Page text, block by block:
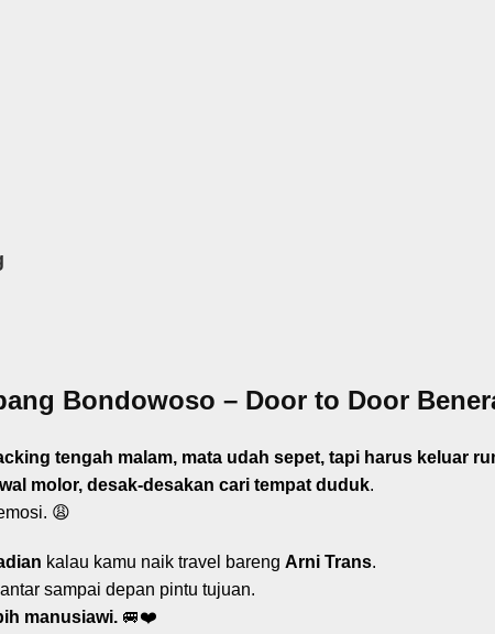
Bondowoso – Door to Door
tengah malam, mata udah sepet, tapi harus keluar
molor, desak-desakan cari tempat duduk.
😩
kalau kamu naik travel bareng Arni Trans.
sampai depan pintu tujuan.
manusiawi. 🚐❤️